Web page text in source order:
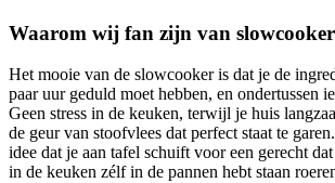
Waarom wij fan zijn van slowcooker
Het mooie van de slowcooker is dat je de
paar uur geduld moet hebben, en ondertussen
Geen stress in de keuken, terwijl je huis
de geur van stoofvlees dat perfect staat te
idee dat je aan tafel schuift voor een gerecht
in de keuken zélf in de pannen hebt staan